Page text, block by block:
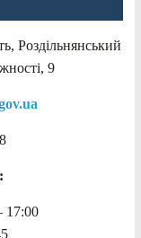
Роздільнянський
9
17:00